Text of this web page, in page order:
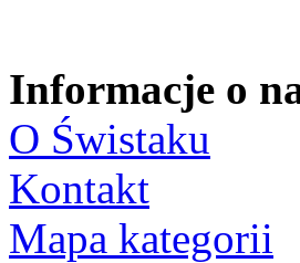
Informacje o
O Świstaku
Kontakt
Mapa kategorii